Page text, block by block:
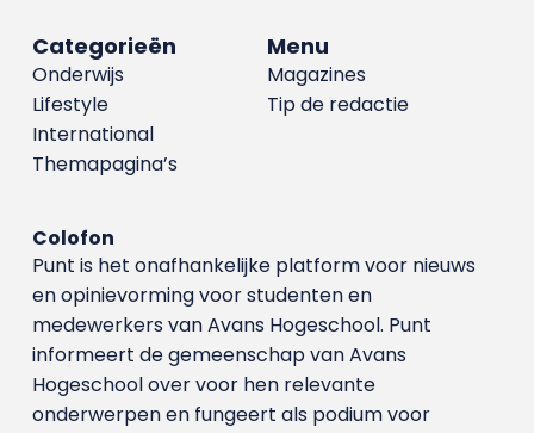
Menu
Magazines
Tip de redactie
Categorieën
Onderwijs
Lifestyle
International
Themapagina’s
Colofon
Punt is het onafhankelijke platform voor nieuws
en opinievorming voor studenten en
medewerkers van Avans Hoge­school. Punt
informeert de gemeenschap van Avans
Hogeschool over voor hen relevante
onderwerpen en fungeert als podium voor